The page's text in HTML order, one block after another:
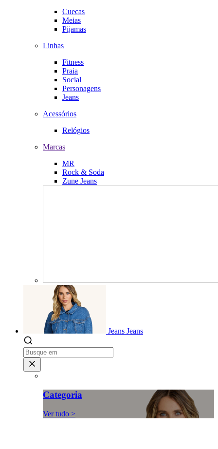
Cuecas
Meias
Pijamas
Linhas
Fitness
Praia
Social
Personagens
Jeans
Acessórios
Relógios
Marcas
MR
Rock & Soda
Zune Jeans
Jeans Jeans
Categoria
Ver tudo >